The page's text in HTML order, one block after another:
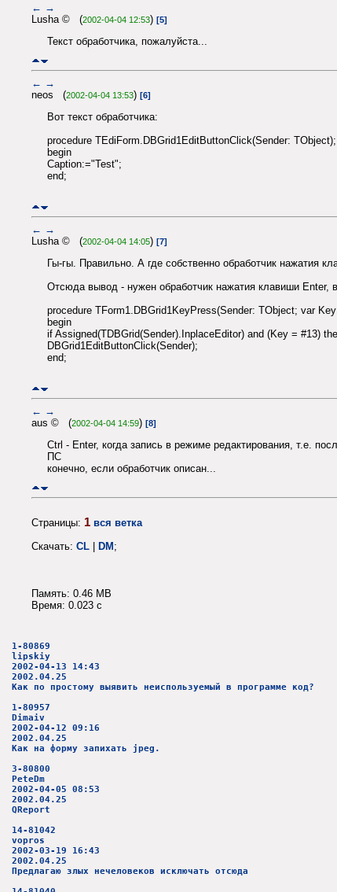
← →
Lusha © (2002-04-04 12:53) [5]
Текст обработчика, пожалуйста...
← →
neos (2002-04-04 13:53) [6]
Вот текст обработчика:
procedure TEdiForm.DBGrid1EditButtonClick(Sender: TObject);
begin
Caption:="Test";
end;
← →
Lusha © (2002-04-04 14:05) [7]
Гы-гы. Правильно. А где собственно обработчик нажатия
Отсюда вывод - нужен обработчик нажатия клавиши Enter,
procedure TForm1.DBGrid1KeyPress(Sender: TObject; var
begin
if Assigned(TDBGrid(Sender).InplaceEditor) and (Key = #13)
DBGrid1EditButtonClick(Sender);
end;
← →
aus © (2002-04-04 14:59) [8]
Ctrl - Enter, когда запись в режиме редактирования, т.е.
ПС
конечно, если обработчик описан...
Страницы: 1 вся ветка
Скачать: CL | DM;
Память: 0.46 MB
Время: 0.023 c
1-80869
lipskiy
2002-04-13 14:43
2002.04.25
Как по простому выявить неиспользуемый в программе код?
1-80957
Dimaiv
2002-04-12 09:16
2002.04.25
Как на форму запихать jpeg.
3-80800
PeteDm
2002-04-05 08:53
2002.04.25
QReport
14-81042
vopros
2002-03-19 16:43
2002.04.25
Предлагаю злых нечеловеков исключать отсюда